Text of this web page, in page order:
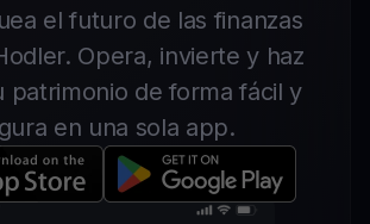
el futuro de las finanzas
Opera, invierte y haz
patrimonio de forma fácil y
en una sola app.